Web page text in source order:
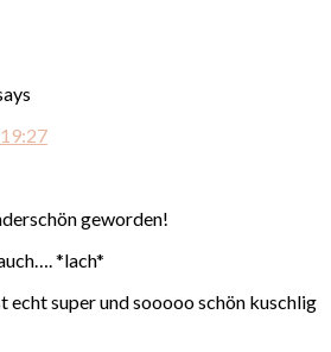
geworden!
*lach*
echt super und sooooo schön kuschlig